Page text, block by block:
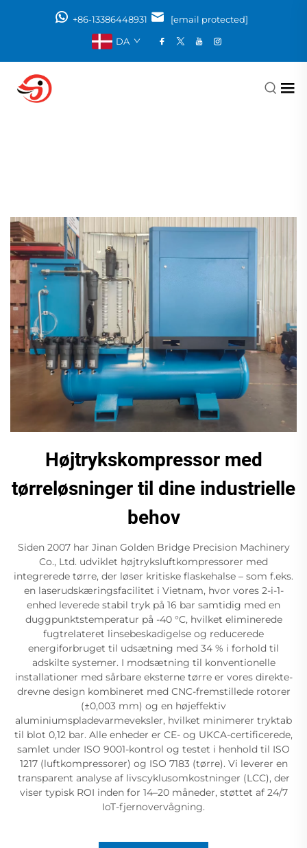
+86-13386448931
[email protected]
DA
Højtrykskompressor med
tørreløsninger til dine industrielle
behov
Siden 2007 har Jinan Golden Bridge Precision Machinery
Co., Ltd. udviklet højtryksluftkompressorer med
integrerede tørre, der løser kritiske flaskehalse – som f.eks.
en laserudskæringsfacilitet i Vietnam, hvor vores 2-i-1-
enhed leverede stabil tryk på 16 bar samtidig med en
duggpunktstemperatur på -40 °C, hvilket eliminerede
fugtrelateret linsebeskadigelse og reducerede
energiforbruget til udsætning med 34 % i forhold til
adskilte systemer. I modsætning til konventionelle
installationer med sårbare eksterne tørre er vores direkte-
drevne design kombineret med CNC-fremstillede rotorer
(±0,003 mm) og en højeffektiv
aluminiumspladevarmeveksler, hvilket minimerer tryktab
til blot 0,12 bar. Alle enheder er CE- og UKCA-certificerede,
samlet under ISO 9001-kontrol og testet i henhold til ISO
1217 (luftkompressorer) og ISO 7183 (tørre). Vi leverer en
transparent analyse af livscyklusomkostninger (LCC), der
viser typisk ROI inden for 14–20 måneder, støttet af 24/7
IoT-fjernovervågning.